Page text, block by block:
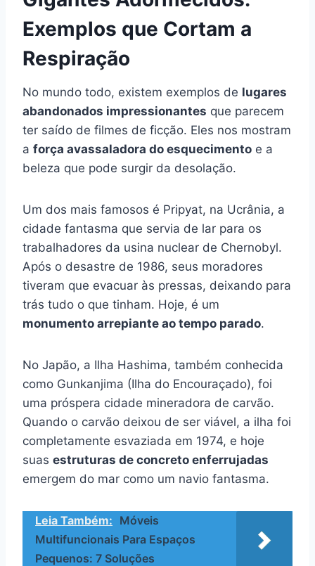
Exemplos que Cortam a
Respiração
No mundo todo, existem exemplos de lugares
abandonados impressionantes que parecem
ter saído de filmes de ficção. Eles nos mostram
a força avassaladora do esquecimento e a
beleza que pode surgir da desolação.
Um dos mais famosos é Pripyat, na Ucrânia, a
cidade fantasma que servia de lar para os
trabalhadores da usina nuclear de Chernobyl.
Após o desastre de 1986, seus moradores
tiveram que evacuar às pressas, deixando para
trás tudo o que tinham. Hoje, é um
monumento arrepiante ao tempo parado.
No Japão, a Ilha Hashima, também conhecida
como Gunkanjima (Ilha do Encouraçado), foi
uma próspera cidade mineradora de carvão.
Quando o carvão deixou de ser viável, a ilha foi
completamente esvaziada em 1974, e hoje
suas estruturas de concreto enferrujadas
emergem do mar como um navio fantasma.
Leia Também: Móveis
Multifuncionais Para Espaços
Pequenos: 7 Soluções